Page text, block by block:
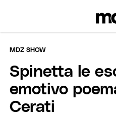
MDZ SHOW
Spinetta le
emotivo
Cerati